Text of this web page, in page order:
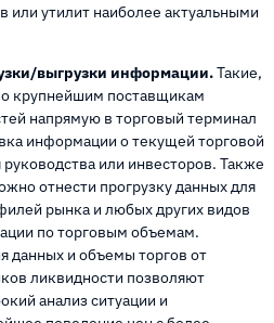
или утилит наиболее актуальными
выгрузки информации.Такие,
крупнейшим поставщикам
напрямую в торговый терминал
информации о текущей торговой
руководства или инвесторов. Также
отнести прогрузку данных для
рынка и любых других видов
по торговым объемам.
данных и объемы торгов от
ликвидности позволяют
анализ ситуации и